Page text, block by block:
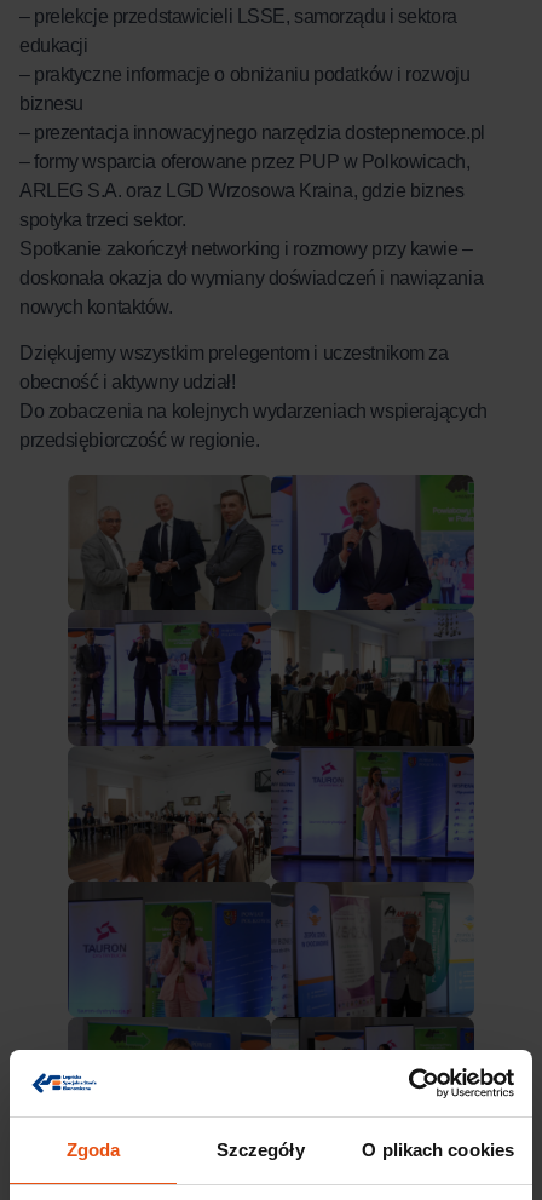
Zgoda Szczegóły O plikach cookies
– prelekcje przedstawicieli LSSE, samorządu i sektora
edukacji
– praktyczne informacje o obniżaniu podatków i rozwoju
biznesu
– prezentacja innowacyjnego narzędzia dostepnemoce.pl
– formy wsparcia oferowane przez PUP w Polkowicach,
ARLEG S.A. oraz LGD Wrzosowa Kraina, gdzie biznes
spotyka trzeci sektor.
Spotkanie zakończył networking i rozmowy przy kawie –
doskonała okazja do wymiany doświadczeń i nawiązania
nowych kontaktów.
Dziękujemy wszystkim prelegentom i uczestnikom za
obecność i aktywny udział!
Do zobaczenia na kolejnych wydarzeniach wspierających
przedsiębiorczość w regionie.